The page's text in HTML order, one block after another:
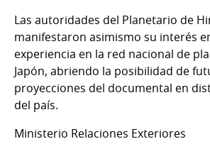
Las autoridades del Planetario de
manifestaron asimismo su interés
experiencia en la red nacional de
Japón, abriendo la posibilidad de
proyecciones del documental en
del país.
Ministerio Relaciones Exteriores